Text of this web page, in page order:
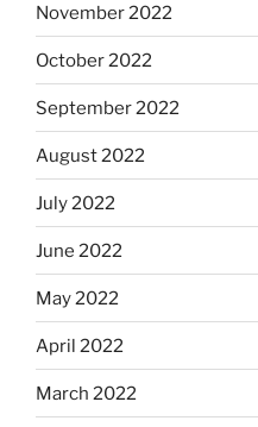
November 2022
October 2022
September 2022
August 2022
July 2022
June 2022
May 2022
April 2022
March 2022